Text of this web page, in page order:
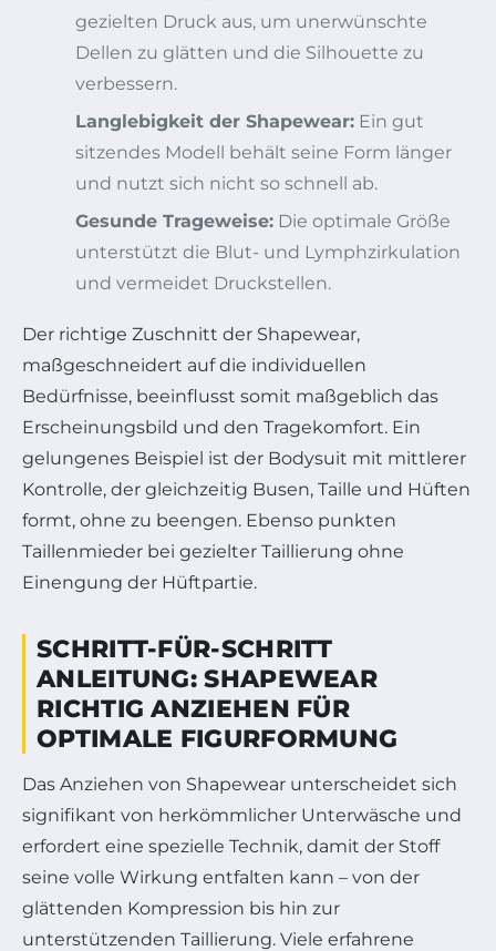
gezielten Druck aus, um unerwünschte
Dellen zu glätten und die Silhouette zu
verbessern.
Langlebigkeit der Shapewear: Ein gut
sitzendes Modell behält seine Form länger
und nutzt sich nicht so schnell ab.
Gesunde Trageweise: Die optimale Größe
unterstützt die Blut- und Lymphzirkulation
und vermeidet Druckstellen.
Der richtige Zuschnitt der Shapewear,
maßgeschneidert auf die individuellen
Bedürfnisse, beeinflusst somit maßgeblich das
Erscheinungsbild und den Tragekomfort. Ein
gelungenes Beispiel ist der Bodysuit mit mittlerer
Kontrolle, der gleichzeitig Busen, Taille und Hüften
formt, ohne zu beengen. Ebenso punkten
Taillenmieder bei gezielter Taillierung ohne
Einengung der Hüftpartie.
SCHRITT-FÜR-SCHRITT
ANLEITUNG: SHAPEWEAR
RICHTIG ANZIEHEN FÜR
OPTIMALE FIGURFORMUNG
Das Anziehen von Shapewear unterscheidet sich
signifikant von herkömmlicher Unterwäsche und
erfordert eine spezielle Technik, damit der Stoff
seine volle Wirkung entfalten kann – von der
glättenden Kompression bis hin zur
unterstützenden Taillierung. Viele erfahrene